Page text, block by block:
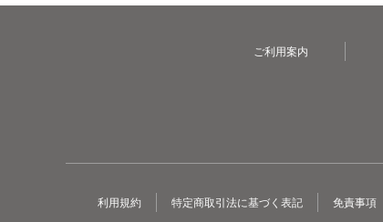
ご利用案内
利用規約 特定商取引法に基づく表記 免責事項